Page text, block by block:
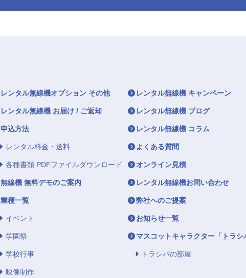
レンタル無線機オプション その他
レンタル無線機 お届け / ご返却
申込方法
レンタル料金・送料
各種書類 PDFファイルダウンロード
無線機 無料デモのご案内
業種一覧
イベント
学園祭
学校行事
映像制作
レンタル無線機 キャンペーン
レンタル無線機 ブログ
レンタル無線機 コラム
よくある質問
オンライン見積
レンタル無線機お問い合わせ
弊社へのご提案
お知らせ一覧
マスコットキャラクター「トラシ
トラシバの部屋